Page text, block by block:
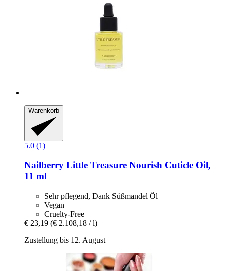
Warenkorb
5.0 (1)
Nailberry Little Treasure Nourish Cuticle Oil,
11 ml
Sehr pflegend, Dank Süßmandel Öl
Vegan
Cruelty-Free
€ 23,19 (€ 2.108,18 / l)
Zustellung bis 12. August